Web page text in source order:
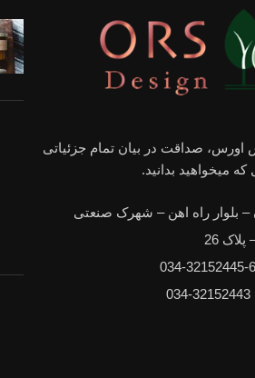
صداقت در بیان تمام جزئیاتی
میخواهید بدانید.
– بلوار راه اهن – شهرک صنعتی